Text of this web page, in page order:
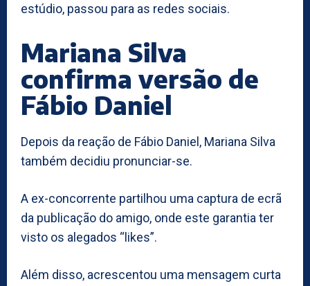
estúdio, passou para as redes sociais.
Mariana Silva
confirma versão de
Fábio Daniel
Depois da reação de Fábio Daniel, Mariana Silva
também decidiu pronunciar-se.
A ex-concorrente partilhou uma captura de ecrã
da publicação do amigo, onde este garantia ter
visto os alegados “likes”.
Além disso, acrescentou uma mensagem curta